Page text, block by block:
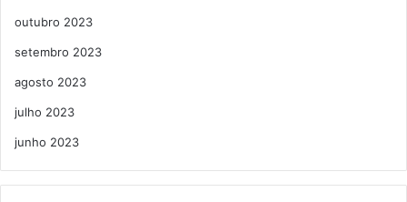
outubro 2023
setembro 2023
agosto 2023
julho 2023
junho 2023